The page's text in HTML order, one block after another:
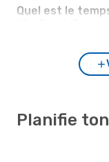
Quel est le
Planifie